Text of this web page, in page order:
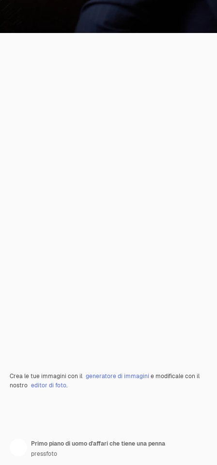
Crea le tue immagini con il generatore di immagini e modificale con il
nostro editor di foto.
Primo piano di uomo d'affari che tiene una penna
pressfoto